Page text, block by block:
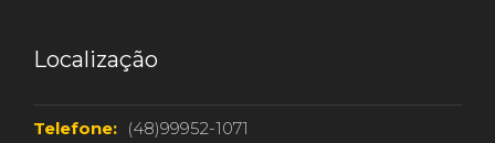
Localização
Telefone: (48)99952-1071